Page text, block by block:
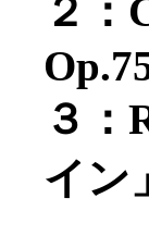
２
３
イン」